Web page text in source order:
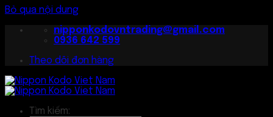
Bỏ qua nội dung
nipponkodovntrading@gmail.com
0936 642 599
Theo dõi đơn hàng
Tìm kiếm: